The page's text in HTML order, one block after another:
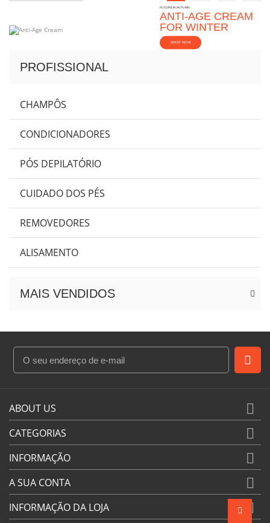
PROFISSIONAL
CHAMPÔS
CONDICIONADORES
PÓS DEPILATÓRIO
CUIDADO DOS PÉS
REMOVEDORES
ALISAMENTO
MAIS VENDIDOS
FUTURE IN AUTUMN
ANTI-AGE CREAM
FOR WINTER
SHOP NOW
ABOUT US 
CATEGORIAS 
INFORMAÇÃO 
A SUA CONTA 
INFORMAÇÃO DA LOJA 